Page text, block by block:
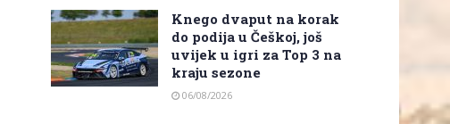
Knego dvaput na korak
do podija u Češkoj, još
uvijek u igri za Top 3 na
kraju sezone
06/08/2026